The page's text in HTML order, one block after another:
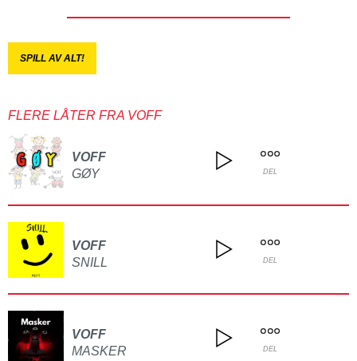
SPILL AV ALT!
FLERE LÅTER FRA VOFF
VOFF
GØY
DEL
VOFF
SNILL
DEL
VOFF
MASKER
DEL